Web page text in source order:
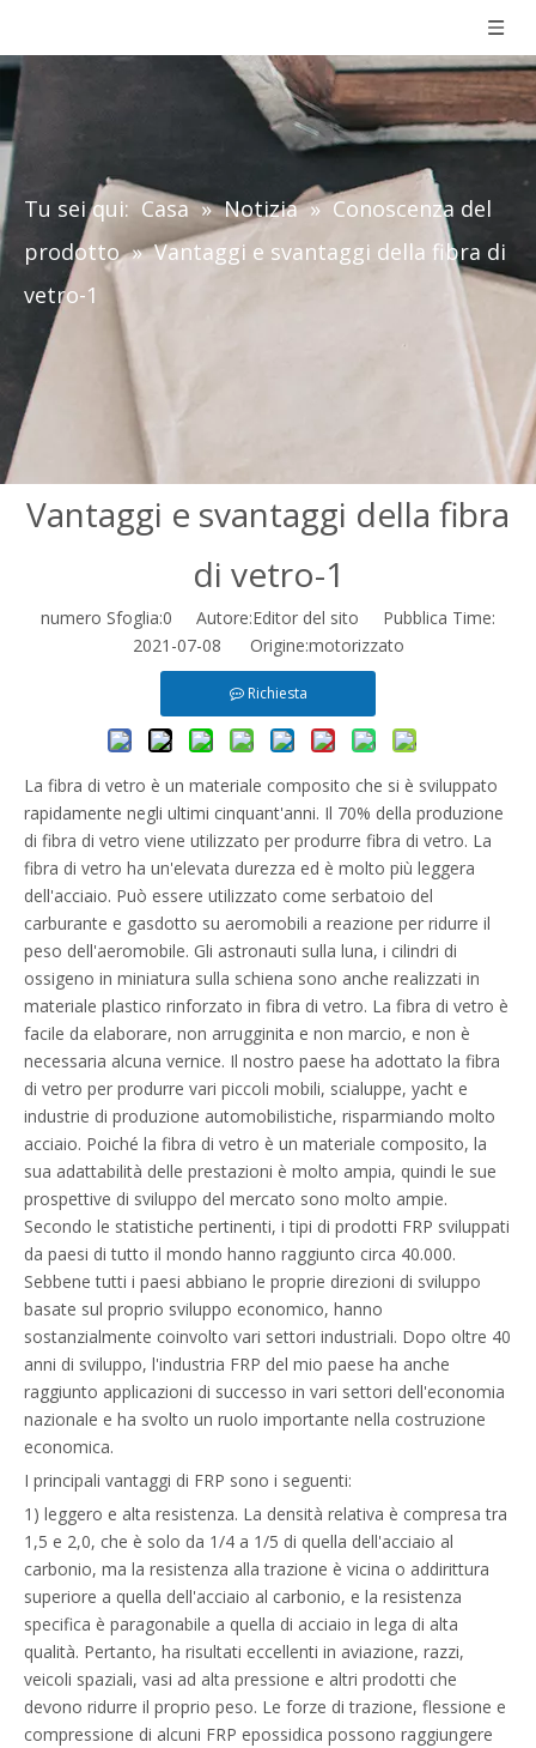
Tu sei qui: Casa » Notizia » Conoscenza del
prodotto » Vantaggi e svantaggi della fibra di
vetro-1
Vantaggi e svantaggi della fibra
di vetro-1
numero Sfoglia:0 Autore:Editor del sito Pubblica Time:
2021-07-08 Origine:motorizzato
Richiesta
La fibra di vetro è un materiale composito che si è sviluppato
rapidamente negli ultimi cinquant'anni. Il 70% della produzione
di fibra di vetro viene utilizzato per produrre fibra di vetro. La
fibra di vetro ha un'elevata durezza ed è molto più leggera
dell'acciaio. Può essere utilizzato come serbatoio del
carburante e gasdotto su aeromobili a reazione per ridurre il
peso dell'aeromobile. Gli astronauti sulla luna, i cilindri di
ossigeno in miniatura sulla schiena sono anche realizzati in
materiale plastico rinforzato in fibra di vetro. La fibra di vetro è
facile da elaborare, non arrugginita e non marcio, e non è
necessaria alcuna vernice. Il nostro paese ha adottato la fibra
di vetro per produrre vari piccoli mobili, scialuppe, yacht e
industrie di produzione automobilistiche, risparmiando molto
acciaio. Poiché la fibra di vetro è un materiale composito, la
sua adattabilità delle prestazioni è molto ampia, quindi le sue
prospettive di sviluppo del mercato sono molto ampie.
Secondo le statistiche pertinenti, i tipi di prodotti FRP sviluppati
da paesi di tutto il mondo hanno raggiunto circa 40.000.
Sebbene tutti i paesi abbiano le proprie direzioni di sviluppo
basate sul proprio sviluppo economico, hanno
sostanzialmente coinvolto vari settori industriali. Dopo oltre 40
anni di sviluppo, l'industria FRP del mio paese ha anche
raggiunto applicazioni di successo in vari settori dell'economia
nazionale e ha svolto un ruolo importante nella costruzione
economica.
I principali vantaggi di FRP sono i seguenti:
1) leggero e alta resistenza. La densità relativa è compresa tra
1,5 e 2,0, che è solo da 1/4 a 1/5 di quella dell'acciaio al
carbonio, ma la resistenza alla trazione è vicina o addirittura
superiore a quella dell'acciaio al carbonio, e la resistenza
specifica è paragonabile a quella di acciaio in lega di alta
qualità. Pertanto, ha risultati eccellenti in aviazione, razzi,
veicoli spaziali, vasi ad alta pressione e altri prodotti che
devono ridurre il proprio peso. Le forze di trazione, flessione e
compressione di alcuni FRP epossidica possono raggiungere